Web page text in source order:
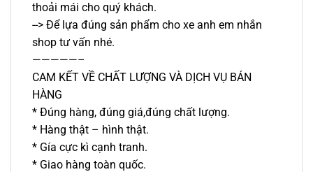
thoải mái cho quý khách.
--> Để lựa đúng sản phẩm cho xe anh em nhắn
shop tư vấn nhé.
—————–
CAM KẾT VỀ CHẤT LƯỢNG VÀ DỊCH VỤ BÁN
HÀNG
* Đúng hàng, đúng giá,đúng chất lượng.
* Hàng thật – hình thật.
* Gía cực kì cạnh tranh.
* Giao hàng toàn quốc.